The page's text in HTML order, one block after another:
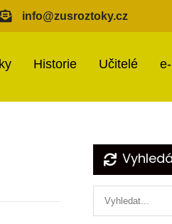
info@zusroztoky.cz
Historie Učitelé